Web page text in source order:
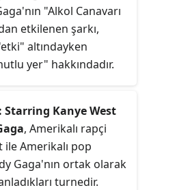
"Alkol Canavarı
etkilenen şarkı,
altındayken
yer" hakkındadır.
değinilmiştir.
Starring Kanye West
, Amerikalı rapçi
ile Amerikalı pop
Gaga'nın ortak olarak
turnedir.